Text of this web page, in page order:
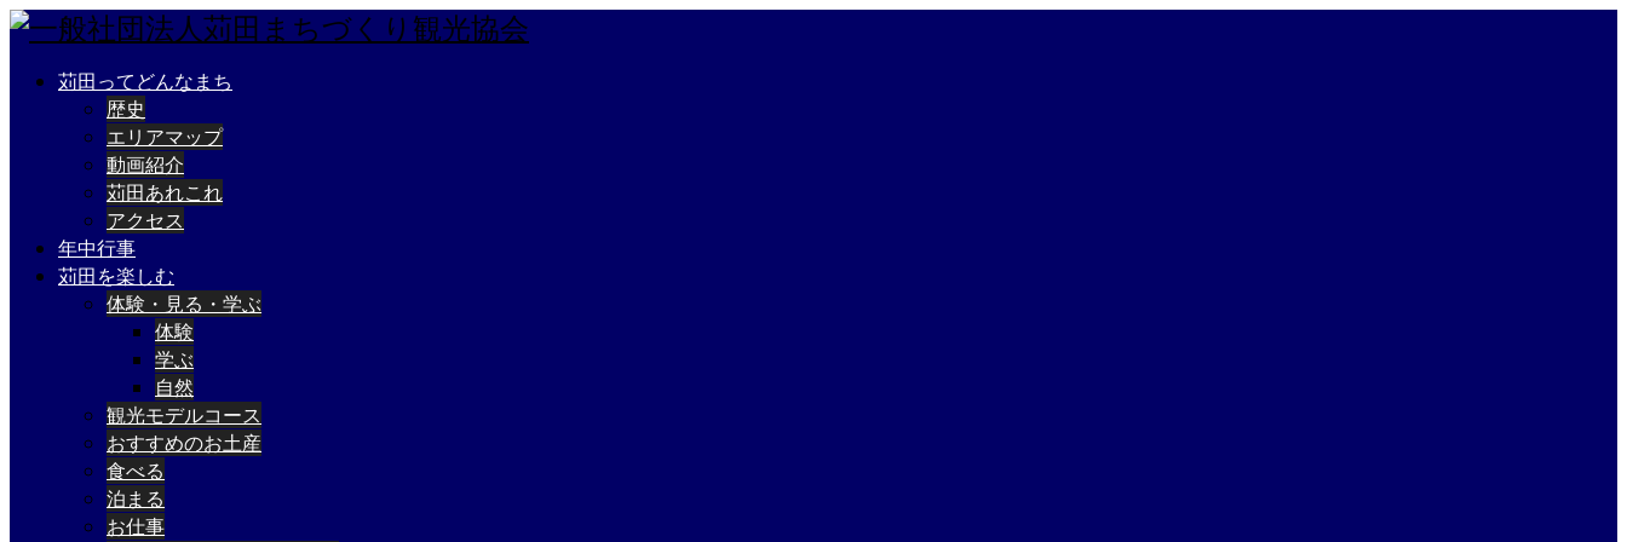
苅田ってどんなまち
歴史
エリアマップ
動画紹介
苅田あれこれ
アクセス
年中行事
苅田を楽しむ
体験・見る・学ぶ
体験
学ぶ
自然
観光モデルコース
おすすめのお土産
食べる
泊まる
お仕事